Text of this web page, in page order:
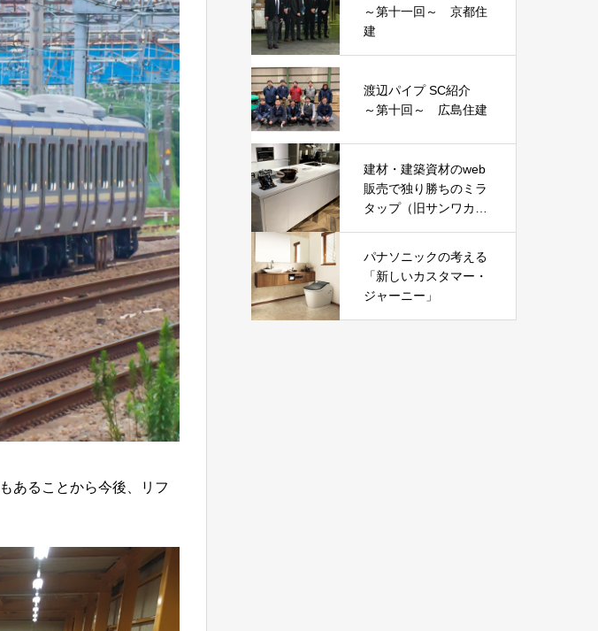
あることから今後、リフ
～第十一回～ 京都住
建
渡辺パイプ SC紹介
～第十回～ 広島住建
建材・建築資材のweb
販売で独り勝ちのミラ
タップ（旧サンワカン
ノーマル商品』
パナソニックの考える
「新しいカスタマー・
ジャーニー」